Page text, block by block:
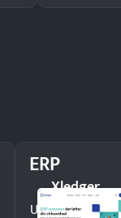
ERP
Xledger
Undgå